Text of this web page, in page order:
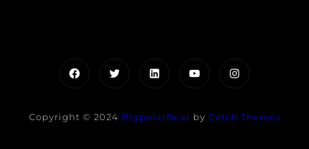
FacebookTwitterLinkedInYouTubeInstagram
Copyright © 2024 BigpolarBear by Catch Themes